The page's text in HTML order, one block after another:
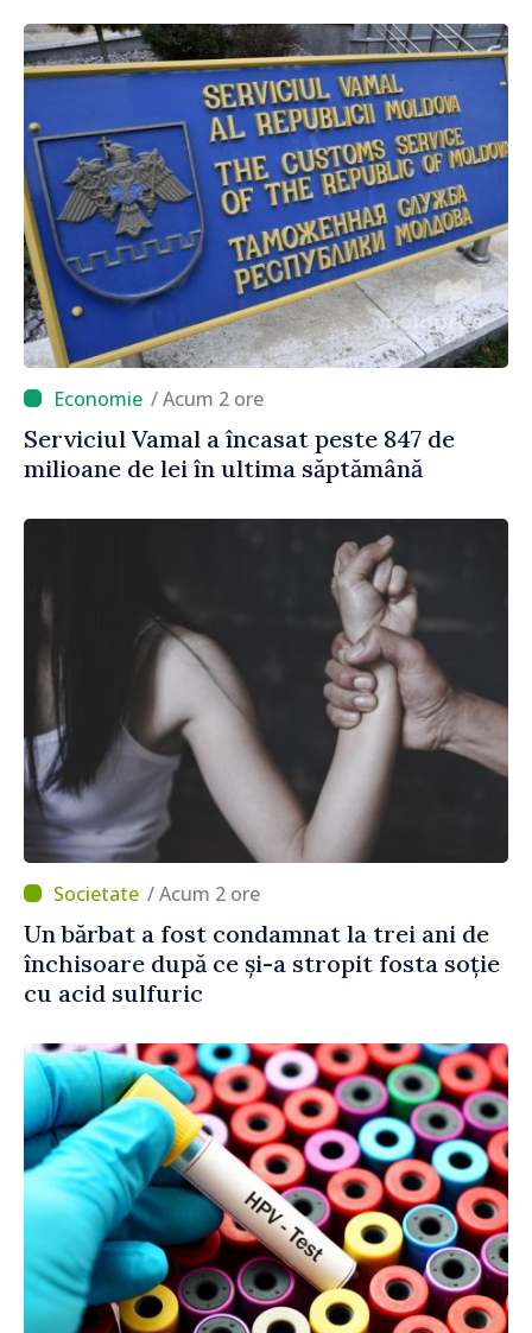
/ Acum 2 ore
Serviciul Vamal a încasat peste 847 de
milioane de lei în ultima săptămână
/ Acum 2 ore
Un bărbat a fost condamnat la trei ani de
închisoare după ce și-a stropit fosta soție
cu acid sulfuric